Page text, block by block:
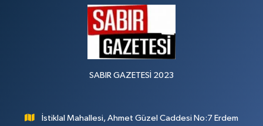
SABIR GAZETESİ 2023
İstiklal Mahallesi, Ahmet Güzel Caddesi No:7 Erdem